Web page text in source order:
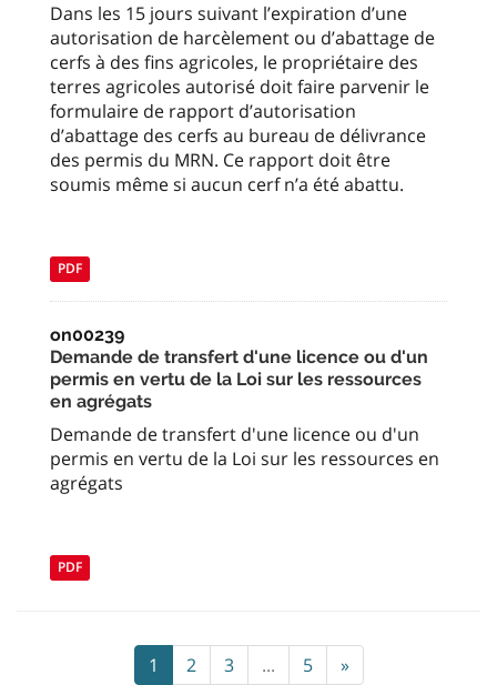
Dans les 15 jours suivant l’expiration d’une
autorisation de harcèlement ou d’abattage de
cerfs à des fins agricoles, le propriétaire des
terres agricoles autorisé doit faire parvenir le
formulaire de rapport d’autorisation
d’abattage des cerfs au bureau de délivrance
des permis du MRN. Ce rapport doit être
soumis même si aucun cerf n’a été abattu.
PDF
on00239
Demande de transfert d'une licence ou d'un
permis en vertu de la Loi sur les ressources
en agrégats
Demande de transfert d'une licence ou d'un
permis en vertu de la Loi sur les ressources en
agrégats
PDF
1 2 3 ... 5 »